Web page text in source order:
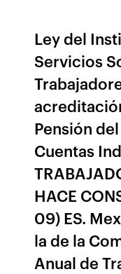
Ley del
Servicios
Pensión
Cuentas
HACE
09) ES.
la de la
Anual de